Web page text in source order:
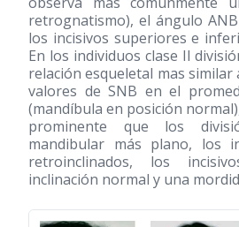
retrognatismo), el ángulo
los incisivos superiores e
En los individuos clase II
relación esqueletal mas similar
valores de SNB en el
(mandíbula en posición
prominente que los
mandibular más plano, los
retroinclinados, los
inclinación normal y una